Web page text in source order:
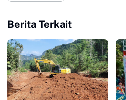
Berita Terkait